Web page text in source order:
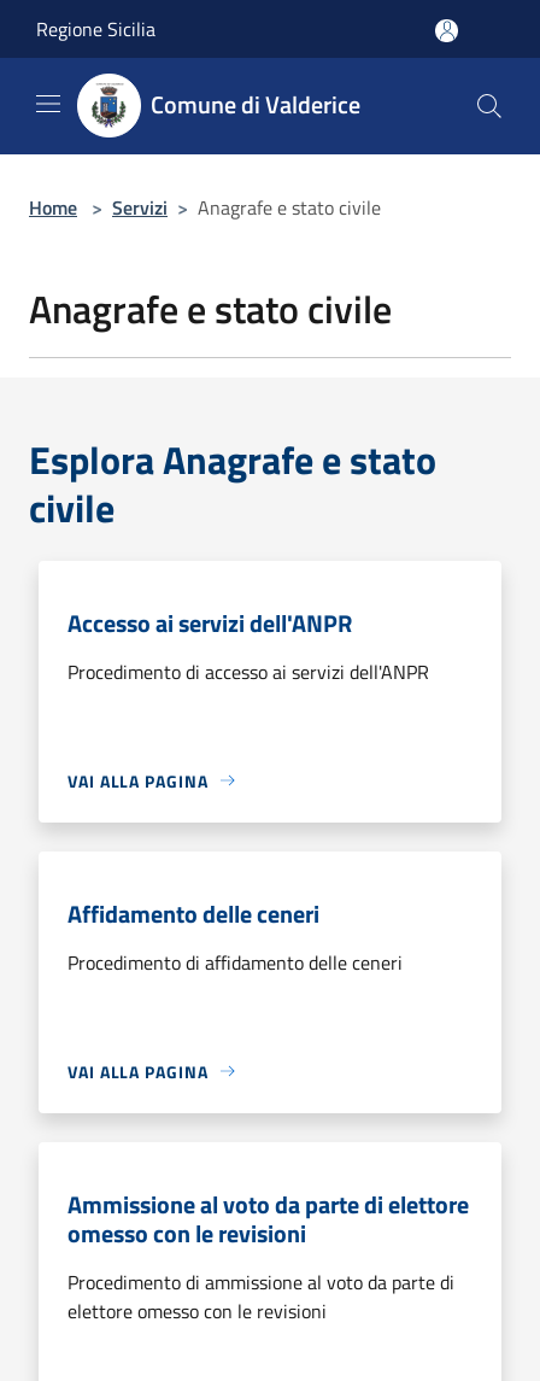
Regione Sicilia
Comune di Valderice
Home > Servizi > Anagrafe e stato civile
Anagrafe e stato civile
Esplora Anagrafe e stato
civile
Accesso ai servizi dell'ANPR
Procedimento di accesso ai servizi dell'ANPR
VAI ALLA PAGINA
Affidamento delle ceneri
Procedimento di affidamento delle ceneri
VAI ALLA PAGINA
Ammissione al voto da parte di elettore
omesso con le revisioni
Procedimento di ammissione al voto da parte di
elettore omesso con le revisioni